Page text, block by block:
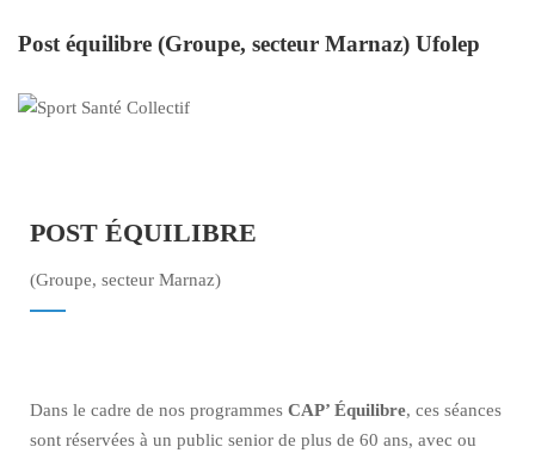
Post équilibre (Groupe, secteur Marnaz) Ufolep
POST ÉQUILIBRE
(Groupe, secteur Marnaz)
Dans le cadre de nos programmes CAP’ Équilibre, ces séances
sont réservées à un public senior de plus de 60 ans, avec ou